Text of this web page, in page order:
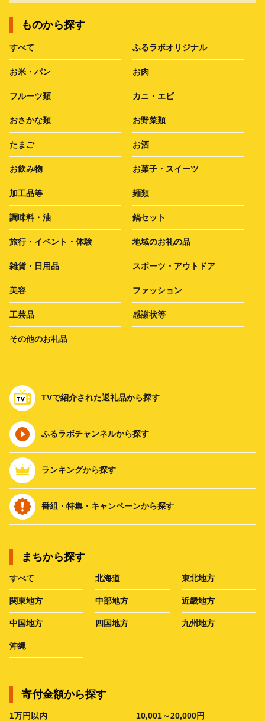
ものから探す
すべて ふるラボオリジナル
お米・パン お肉
フルーツ類 カニ・エビ
おさかな類 お野菜類
たまご お酒
お飲み物 お菓子・スイーツ
加工品等 麺類
調味料・油 鍋セット
旅行・イベント・体験 地域のお礼の品
雑貨・日用品 スポーツ・アウトドア
美容 ファッション
工芸品 感謝状等
その他のお礼品
TVで紹介された返礼品から探す
ふるラボチャンネルから探す
ランキングから探す
番組・特集・キャンペーンから探す
まちから探す
すべて 北海道 東北地方
関東地方 中部地方 近畿地方
中国地方 四国地方 九州地方
沖縄
寄付金額から探す
1万円以内 10,001～20,000円